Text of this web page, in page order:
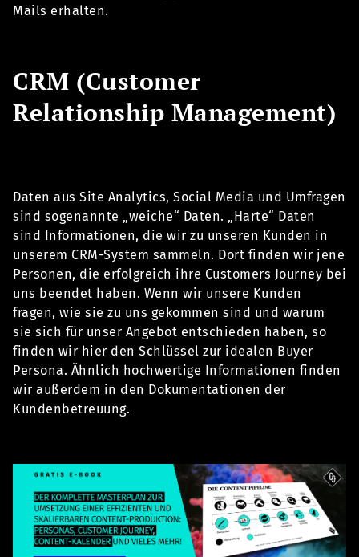
Mails erhalten.
CRM (Customer
Relationship Management)
Daten aus Site Analytics, Social Media und Umfragen
sind sogenannte „weiche“ Daten. „Harte“ Daten
sind Informationen, die wir zu unseren Kunden in
unserem CRM-System sammeln. Dort finden wir jene
Personen, die erfolgreich ihre Customers Journey bei
uns beendet haben. Wenn wir unsere Kunden
fragen, wie sie zu uns gekommen sind und warum
sie sich für unser Angebot entschieden haben, so
finden wir hier den Schlüssel zur idealen Buyer
Persona. Ähnlich hochwertige Informationen finden
wir außerdem in den Dokumentationen der
Kundenbetreuung.